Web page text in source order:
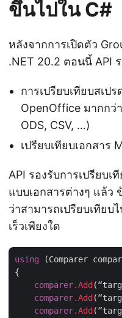
ขึ้นไปใน C#
หลังจากการเปิดตัว
.NET 20.2 ตอนนี้ API
การเปรียบเทียบสเป
OpenOffice มากกว่
ODS, CSV, …)
เปรียบเทียบเอกสาร
API รองรับการเปรียบ
แบบเอกสารต่างๆ แล้ว
ว่าสามารถเปรียบเทียบ
เร็วเพียงใด
using (Comparer
{
comparer.Add
comparer.Add
comparer.Add